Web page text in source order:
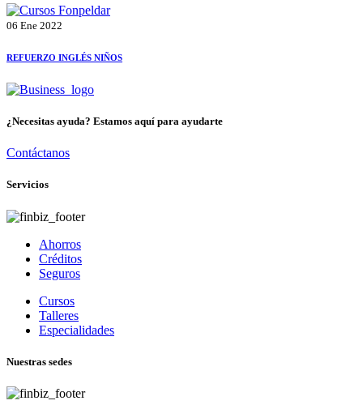
06 Ene 2022
REFUERZO INGLÉS NIÑOS
¿Necesitas ayuda? Estamos aquí para ayudarte
Contáctanos
Servicios
Ahorros
Créditos
Seguros
Cursos
Talleres
Especialidades
Nuestras sedes